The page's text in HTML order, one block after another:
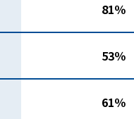
81％
53％
61％